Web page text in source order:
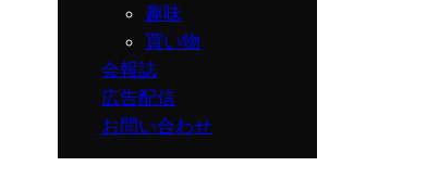
趣味
買い物
会報誌
広告配信
お問い合わせ